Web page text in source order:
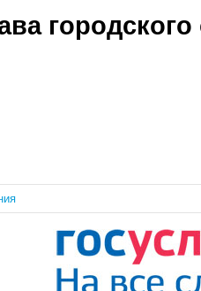
городского